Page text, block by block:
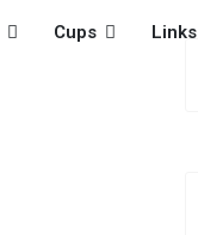
Cups Links